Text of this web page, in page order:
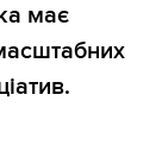
має